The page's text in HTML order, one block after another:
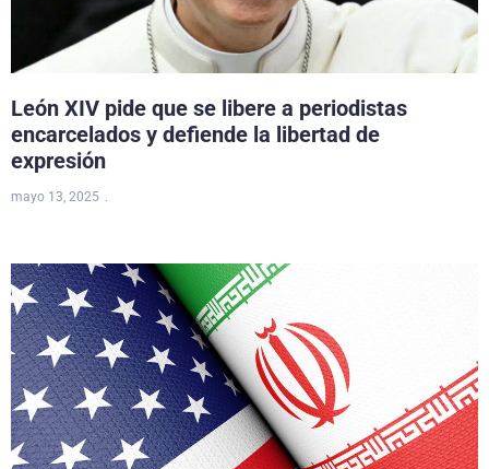
León XIV pide que se libere a periodistas
encarcelados y defiende la libertad de
expresión
mayo 13, 2025